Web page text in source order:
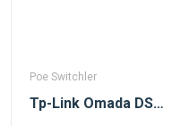
Poe Switchler
Tp-Link Omada DS110GMP 10 Port 1xSFP 123W Gigabit Yönetilemez Poe Switch